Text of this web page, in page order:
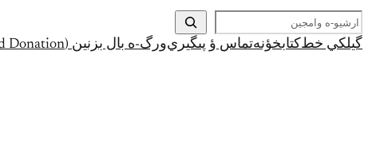
ج
س
تگيلکي خط کتابخؤنهتماس ؤ پىگيريورگ-ه بال بزنين (Support and Donation)